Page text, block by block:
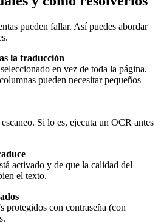
pueden fallar. Así puedes abordar
la traducción
en vez de toda la página.
pueden necesitar pequeños
Si lo es, ejecuta un OCR antes
activado y de que la calidad del
el texto.
protegidos con contraseña (con